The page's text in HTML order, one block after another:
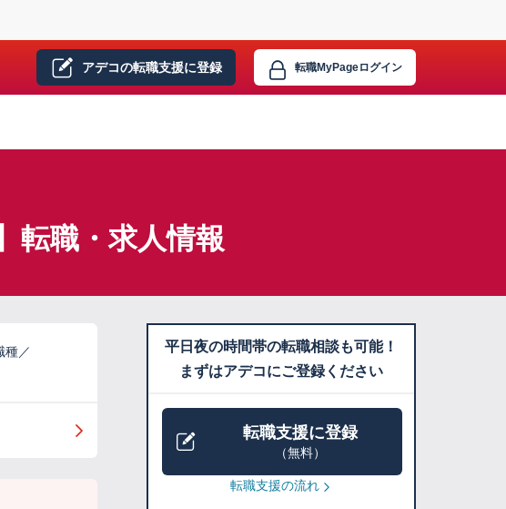
アデコの転職支援に登録 転職MyPageログイン
転職・求人情報
種／
平日夜の時間帯の転職相談も可能！
まずはアデコにご登録ください
転職支援に登録
（無料）
転職支援の流れ